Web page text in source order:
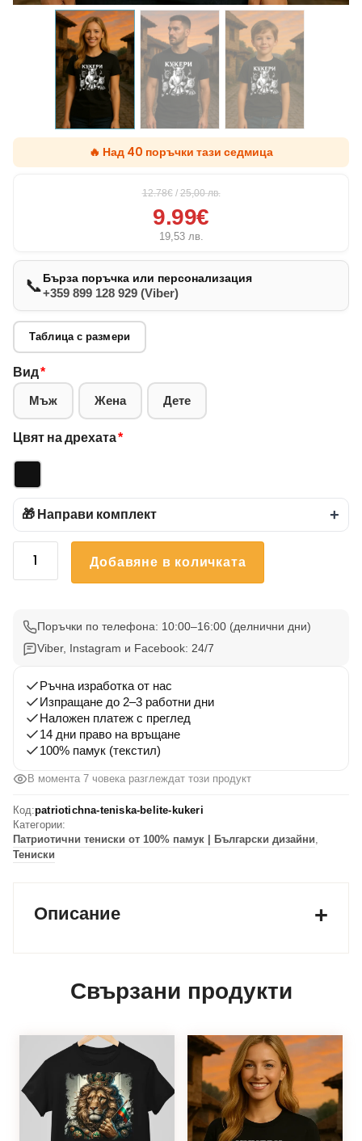
🔥 Над 40 поръчки тази седмица
12.78€ / 25,00лв.
9.99€
19,53 лв.
📞Бърза поръчка или персонализация
+359 899 128 929 (Viber)
Таблица с размери
Вид*
Мъж Жена Дете
Цвят на дрехата*
🎁 Направи комплект +
количество
Патриотична
"Белите
Кукери"
Добавяне в количката
Поръчки по телефона: 10:00–16:00 (делнични дни)
Viber, Instagram и Facebook: 24/7
Ръчна изработка от нас
Изпращане до 2–3 работни дни
Наложен платеж с преглед
14 дни право на връщане
100% памук (текстил)
В момента 7 човека разглеждат този продукт
Код:patriotichna-teniska-belite-kukeri
Категории:
Патриотични тениски от 100% памук | Български дизайни
Тениски
Описание
Свързани продукти